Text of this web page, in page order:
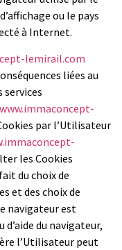
ou le pays
à Internet.
lemirail.com
liées au
par l’Utilisateur
les Cookies
du choix de
et des choix de
navigateur est
du navigateur,
l’Utilisateur peut